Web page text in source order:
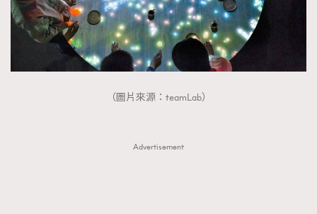
（圖片來源：teamLab）
Advertisement